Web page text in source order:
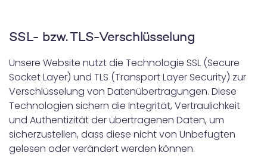
SSL- bzw. TLS-Verschlüsselung
Unsere Website nutzt die Technologie SSL (Secure
Socket Layer) und TLS (Transport Layer Security) zur
Verschlüsselung von Datenübertragungen. Diese
Technologien sichern die Integrität, Vertraulichkeit
und Authentizität der übertragenen Daten, um
sicherzustellen, dass diese nicht von Unbefugten
gelesen oder verändert werden können.